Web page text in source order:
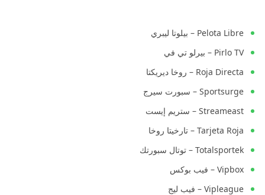
Pelota Libre – بيلوتا ليبري
Pirlo TV – بيرلو تي في
Roja Directa – روخا ديريكتا
Sportsurge – سبورت سيرج
Streameast – ستريم إيست
Tarjeta Roja – تارخيتا روخا
Totalsportek – توتال سبورتك
Vipbox – فيب بوكس
Vipleague – فيب ليج